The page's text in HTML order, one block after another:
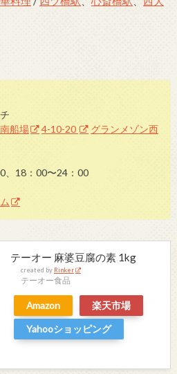
船場 4-10-20
グランメゾン西
、18：00〜24：00
テーオー 麻婆豆腐の素 1kg
created by Rinker
テーオー食品
Amazon
楽天市場
Yahooショッピング